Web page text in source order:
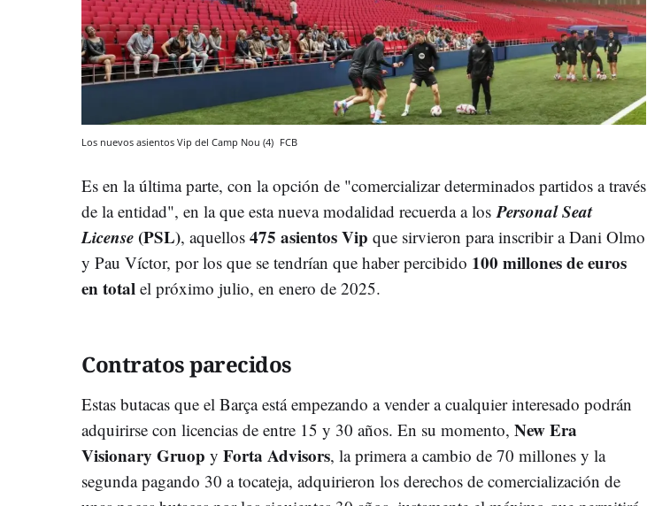
Los nuevos asientos Vip del Camp Nou (4) FCB
Es en la última parte, con la opción de "comercializar determinados partidos a través
de la entidad", en la que esta nueva modalidad recuerda a losPersonal Seat
License (PSL), aquellos 475 asientos Vip que sirvieron para inscribir a Dani Olmo
y Pau Víctor, por los que se tendrían que haber percibido 100 millones de euros
en total el próximo julio, en enero de 2025.
Contratos parecidos
Estas butacas que el Barça está empezando a vender a cualquier interesado podrán
adquirirse con licencias de entre 15 y 30 años. En su momento, New Era
Visionary Gruop y Forta Advisors, la primera a cambio de 70 millones y la
segunda pagando 30 a tocateja, adquirieron los derechos de comercialización de